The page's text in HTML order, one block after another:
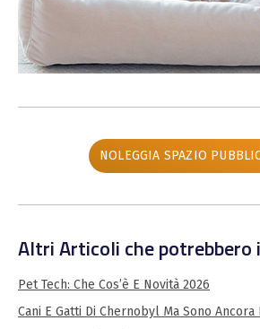
NOLEGGIA SPAZIO
Altri Articoli che
Pet Tech: Che Cos’è E Novità 2026
Cani E Gatti Di Chernobyl Ma Sono Ancora